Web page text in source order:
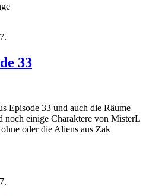
.
33
Episode 33 und auch die Räume
noch einige Charaktere von MisterL
oder die Aliens aus Zak
.